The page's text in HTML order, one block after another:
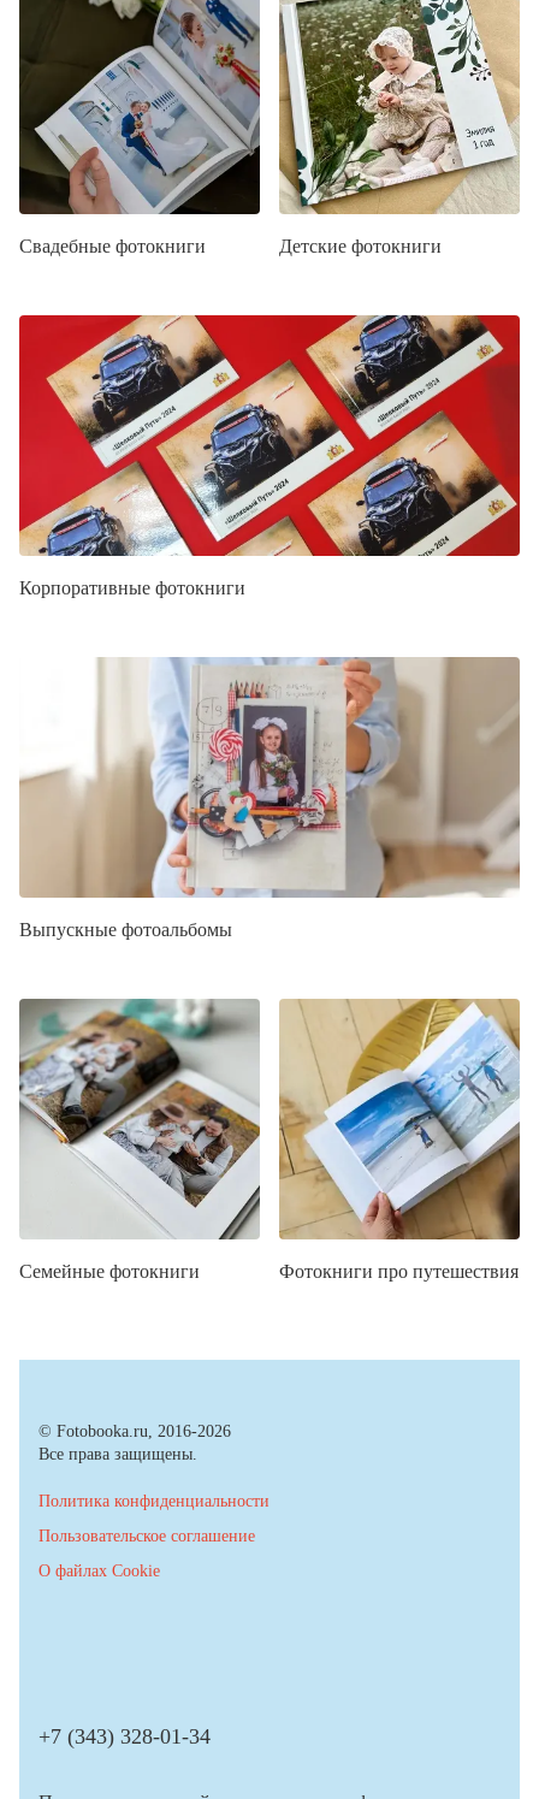
Свадебные фотокниги Детские фотокниги
Корпоративные фотокниги
Выпускные фотоальбомы
Семейные фотокниги Фотокниги про путешествия
© Fotobooka.ru, 2016-2026
Все права защищены.
Политика конфиденциальности
Пользовательское соглашение
О файлах Cookie
+7 (343) 328-01-34